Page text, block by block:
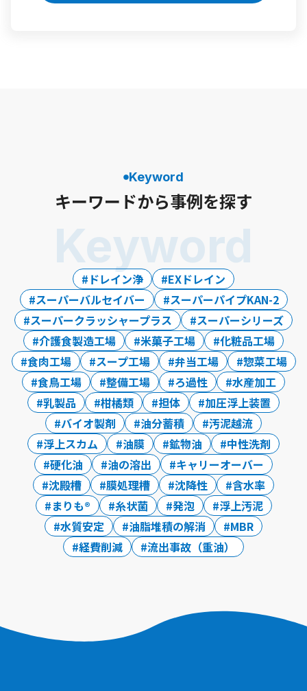
Keyword
キーワードから事例を探す
Keyword
ドレイン浄
EXドレイン
スーパーバルセイバー
スーパーパイプKAN-2
スーパークラッシャープラス
スーパーシリーズ
介護食製造工場
米菓子工場
化粧品工場
食肉工場
スープ工場 弁当工場
惣菜工場
食鳥工場
整備工場 ろ過性
水産加工
乳製品
柑橘類 担体
加圧浮上装置
バイオ製剤
油分蓄積
汚泥越流
浮上スカム
油膜 鉱物油
中性洗剤
硬化油
油の溶出
キャリーオーバー
沈殿槽
膜処理槽 沈降性
含水率
まりも®
糸状菌 発泡
浮上汚泥
水質安定
油脂堆積の解消
MBR
経費削減
流出事故（重油）